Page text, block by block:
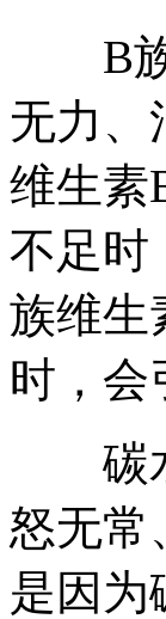
B族
无力、
维生素
不足时
族维生
时，会
碳水
怒无常
是因为